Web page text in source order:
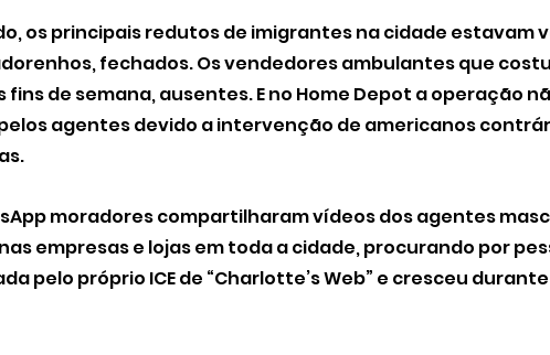
os principais redutos de imigrantes na cidade estavam
fechados. Os vendedores ambulantes que
de semana, ausentes. E no Home Depot a operação
agentes devido a intervenção de americanos
moradores compartilharam vídeos dos agentes
empresas e lojas em toda a cidade, procurando por
pelo próprio ICE de “Charlotte’s Web” e cresceu